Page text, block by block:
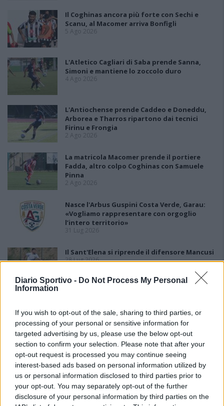
Diario Sportivo - Do Not Process My Personal
Information
If you wish to opt-out of the sale, sharing to third parties, or
processing of your personal or sensitive information for
targeted advertising by us, please use the below opt-out
section to confirm your selection. Please note that after your
opt-out request is processed you may continue seeing
interest-based ads based on personal information utilized by
us or personal information disclosed to third parties prior to
your opt-out. You may separately opt-out of the further
disclosure of your personal information by third parties on the
Il Coghinas ancora più forte con Sechi e
Scanu, al Macomer arriva Bonfigli
5 Ago 2026
L'Atletico Cagliari di Saba prende Sanna,
Simoni e mantiene lo zoccolo duro
4 Ago 2026
L'Antiochense prende Caddeo e Doneddu,
Arborea e Tharros ripartono dai tecnici
Firinu e Frongia
2 Ago 2026
La matricola Macomer prende il portiere
Fadda, altro colpo Coghinas con Samuele
Pinna
2 Ago 2026
Nasce l'Arbus Guspini Costa Verde, Garau:
«Vogliamo rappresentare con orgoglio
l’intero territorio»
31 Lug 2026
Il Sant'Elena si riprende il difensore Mancusi
28 Lug 2026